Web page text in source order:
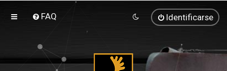
FAQ Identificarse